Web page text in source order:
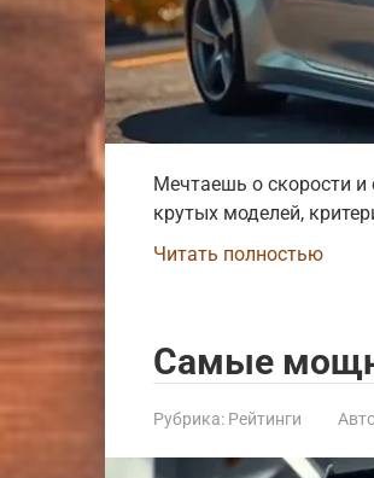
Мечтаешь о скорости и
крутых моделей,
Читать полностью
Самые
Рубрика: Рейтинги